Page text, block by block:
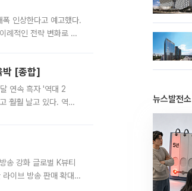
인상한다고 예고했다.
례적인 전략 변화로 평
박 [종합]
연속 흑자 '역대 2
훨훨 날고 있다. 역대
송 강화 글로벌 K뷰티
이브 방송 판매 확대에
뉴스발전소